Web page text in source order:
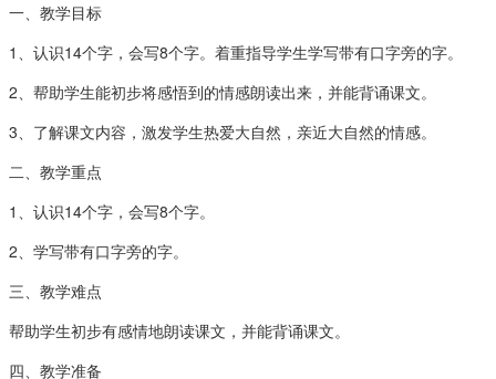
一、教学目标
1、认识14个字，会写8个字。着重指导学生学写带有口字旁的字。
2、帮助学生能初步将感悟到的情感朗读出来，并能背诵课文。
3、了解课文内容，激发学生热爱大自然，亲近大自然的情感。
二、教学重点
1、认识14个字，会写8个字。
2、学写带有口字旁的字。
三、教学难点
帮助学生初步有感情地朗读课文，并能背诵课文。
四、教学准备